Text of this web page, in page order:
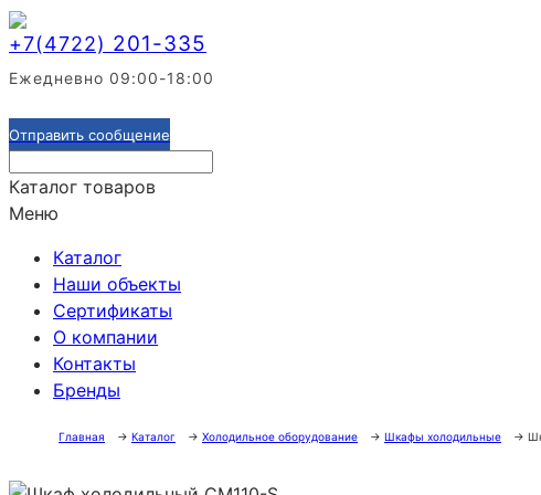
+7(4722) 201-335
Ежедневно 09:00-18:00
Отправить сообщение
Каталог товаров
Меню
Каталог
Наши объекты
Сертификаты
О компании
Контакты
Бренды
Главная → Каталог → Холодильное оборудование → Шкафы холодильные →